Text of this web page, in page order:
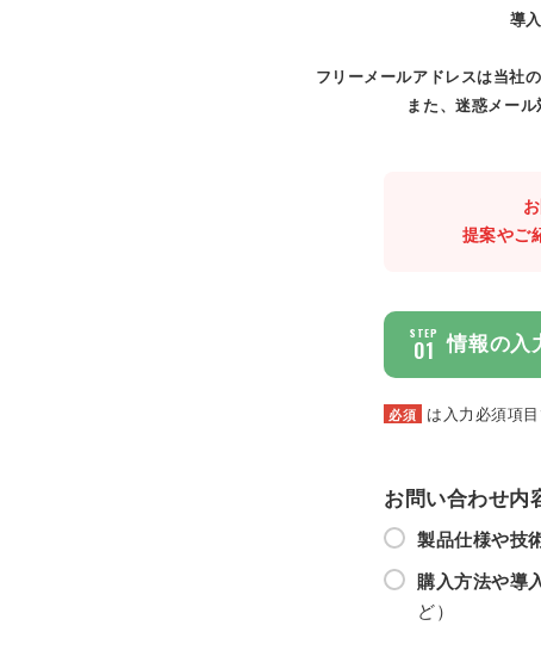
導
フリーメールアドレスは当社
また、迷惑メー
提案やご
STEP
01 情報の入
必須 は入力必須項目
お問い合わせ内
製品仕様や技
購入方法や導
ど）